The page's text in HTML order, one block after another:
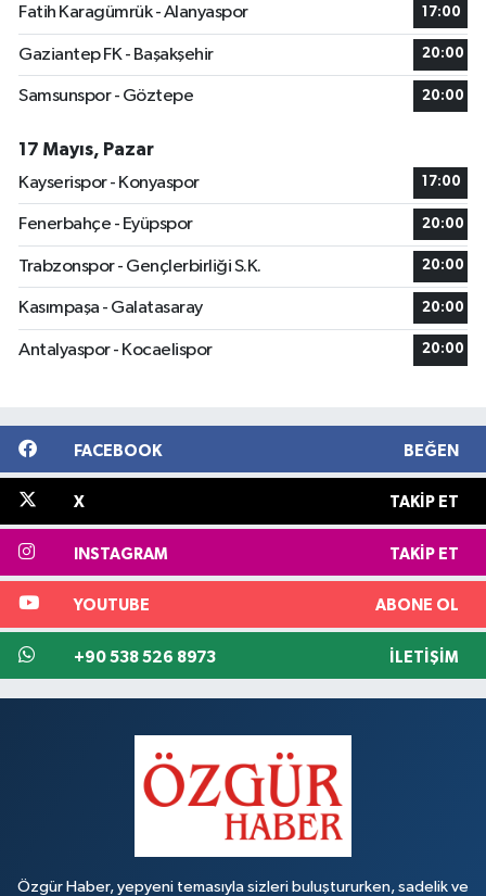
Fatih Karagümrük - Alanyaspor
17:00
Gaziantep FK - Başakşehir 20:00
Samsunspor - Göztepe 20:00
17 Mayıs, Pazar
Kayserispor - Konyaspor
17:00
Fenerbahçe - Eyüpspor 20:00
Trabzonspor - Gençlerbirliği S.K. 20:00
Kasımpaşa - Galatasaray 20:00
Antalyaspor - Kocaelispor 20:00
FACEBOOK BEĞEN
X TAKIP ET
INSTAGRAM TAKIP ET
YOUTUBE ABONE OL
+90 538 526 8973 İLETIŞIM
Özgür Haber, yepyeni temasıyla sizleri buluştururken, sadelik ve